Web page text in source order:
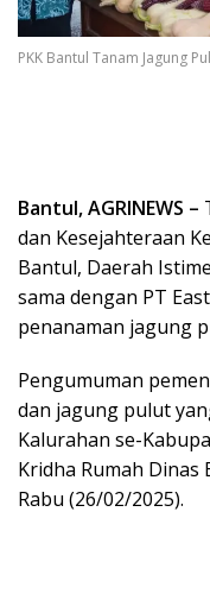
PKK Bantul Tanam Jagung
Bantul, AGRINEWS –
dan Kesejahteraan
Bantul, Daerah
sama dengan PT
penanaman jagung
Pengumuman
dan jagung pulut
Kalurahan se-
Kridha Rumah
Rabu (26/02/2025).